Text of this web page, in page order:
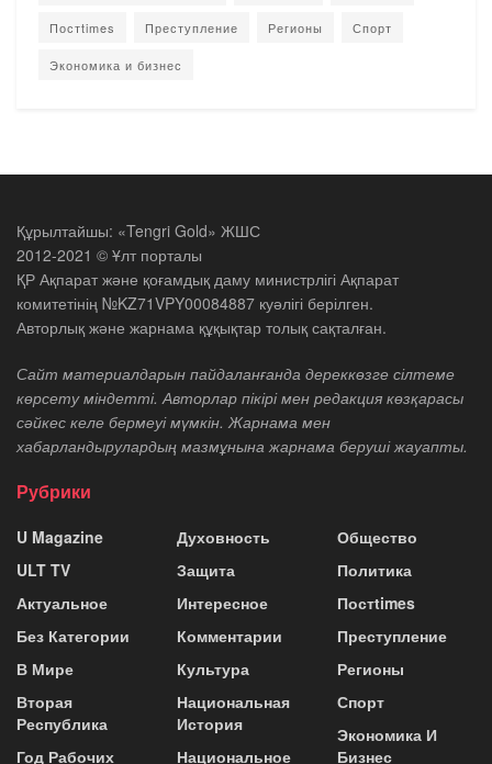
Постtimes Преступление Регионы Спорт
Экономика и бизнес
Құрылтайшы: «Tengri Gold» ЖШС
2012-2021 © Ұлт порталы
ҚР Ақпарат және қоғамдық даму министрлігі Ақпарат
комитетінің №KZ71VPY00084887 куәлігі берілген.
Авторлық және жарнама құқықтар толық сақталған.
Сайт материалдарын пайдаланғанда дереккөзге сілтеме
көрсету міндетті. Авторлар пікірі мен редакция көзқарасы
сәйкес келе бермеуі мүмкін. Жарнама мен
хабарландырулардың мазмұнына жарнама беруші жауапты.
Рубрики
U Magazine
ULT TV
Актуальное
Без Категории
В Мире
Вторая
Республика
Год Рабочих
Духовность
Защита
Интересное
Комментарии
Культура
Национальная
История
Национальное
Общество
Политика
Постtimes
Преступление
Регионы
Спорт
Экономика И
Бизнес